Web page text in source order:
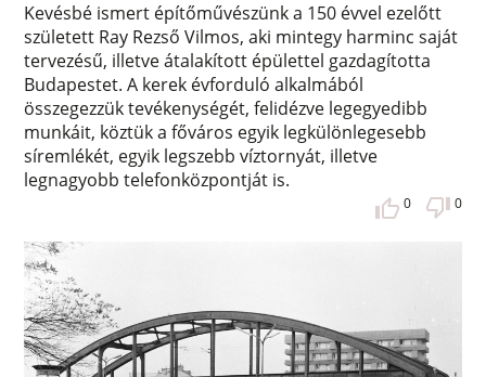
Kevésbé ismert építőművészünk a 150 évvel ezelőtt
született Ray Rezső Vilmos, aki mintegy harminc saját
tervezésű, illetve átalakított épülettel gazdagította
Budapestet. A kerek évforduló alkalmából
összegezzük tevékenységét, felidézve legegyedibb
munkáit, köztük a főváros egyik legkülönlegesebb
síremlékét, egyik legszebb víztornyát, illetve
legnagyobb telefonközpontját is.
0 0